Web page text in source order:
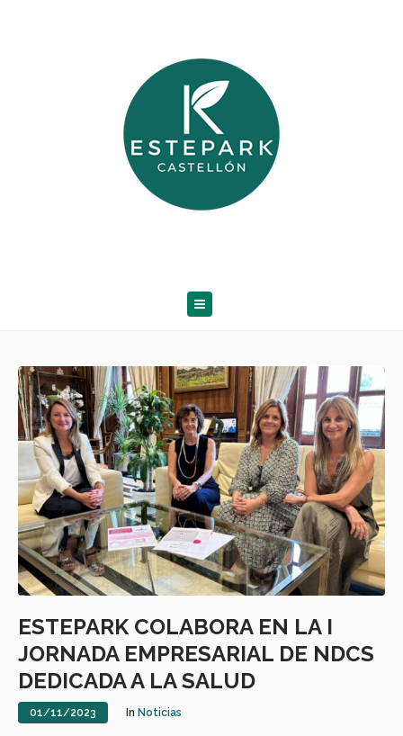
ESTEPARK COLABORA EN LA I
JORNADA EMPRESARIAL DE NDCS
DEDICADA A LA SALUD
01/11/2023 In Noticias